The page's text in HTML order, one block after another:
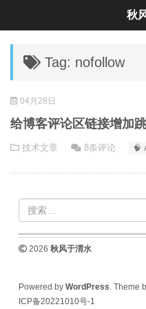
Tag: nofollow
04月28日
给博客评论区链接增加
技术文章 8条评论 🧠
2026 秋风于渭水
Powered by WordPress. Theme
ICP备20221010号-1
秋